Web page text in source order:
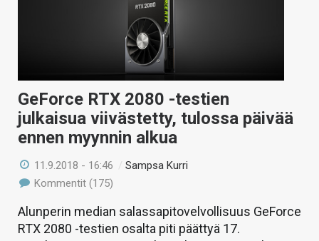
GeForce RTX 2080 -testien
julkaisua viivästetty, tulossa päivää
ennen myynnin alkua
11.9.2018 - 16:46 /Sampsa Kurri
Kommentit (175)
Alunperin median salassapitovelvollisuus GeForce
RTX 2080 -testien osalta piti päättyä 17.